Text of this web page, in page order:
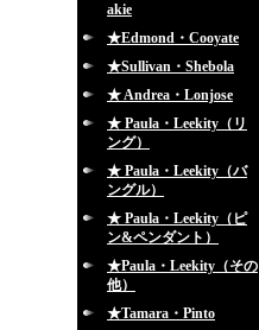
akie
★Edmond・Cooyate
★Sullivan・Shebola
★ Andrea・Lonjose
★ Paula・Leekity（リ
ング）
★ Paula・Leekity（バ
ングル）
★ Paula・Leekity（ピ
ン&ペンダント）
★Paula・Leekity（その
他）
★Tamara・Pinto